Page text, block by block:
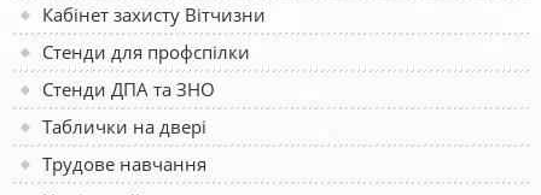
Кабінет захисту Вітчизни
Стенди для профспілки
Стенди ДПА та ЗНО
Таблички на двері
Трудове навчання